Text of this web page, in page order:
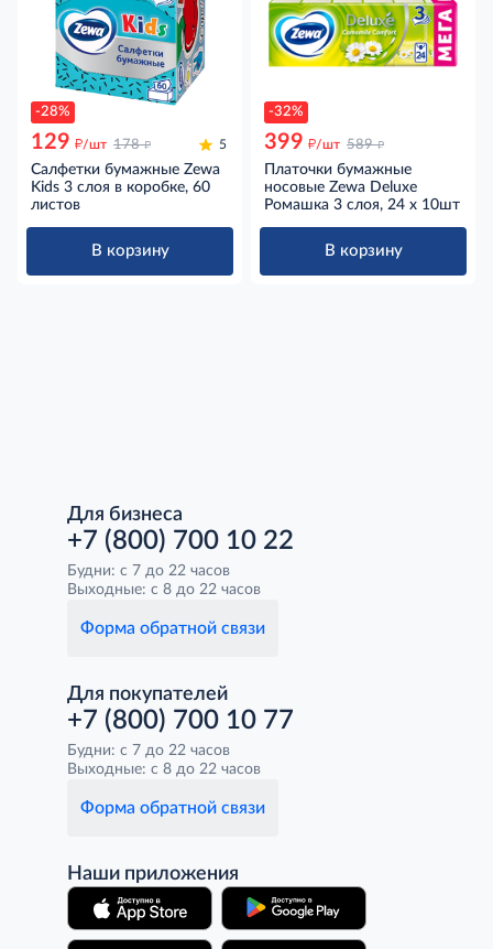
-28%
129 д/шт 178 д 5
Салфетки бумажные Zewa
Kids 3 слоя в коробке, 60
листов
В корзину
-32%
399 д/шт 589 д
Платочки бумажные
носовые Zewa Deluxe
Ромашка 3 слоя, 24 x 10шт
В корзину
Для бизнеса
+7 (800) 700 10 22
Будни: с 7 до 22 часов
Выходные: с 8 до 22 часов
Форма обратной связи
Для покупателей
+7 (800) 700 10 77
Будни: с 7 до 22 часов
Выходные: с 8 до 22 часов
Форма обратной связи
Наши приложения